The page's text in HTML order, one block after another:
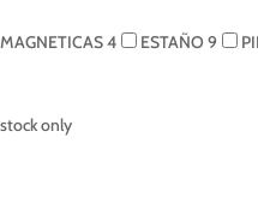
4 ESTAÑO 9
only